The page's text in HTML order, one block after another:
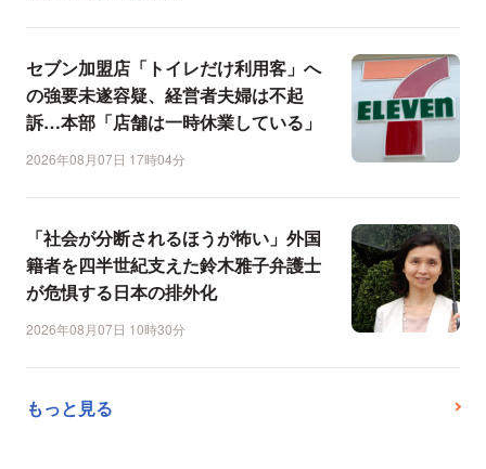
セブン加盟店「トイレだけ利用客」へ
の強要未遂容疑、経営者夫婦は不起
訴…本部「店舗は一時休業している」
2026年08月07日 17時04分
「社会が分断されるほうが怖い」外国
籍者を四半世紀支えた鈴木雅子弁護士
が危惧する日本の排外化
2026年08月07日 10時30分
もっと見る